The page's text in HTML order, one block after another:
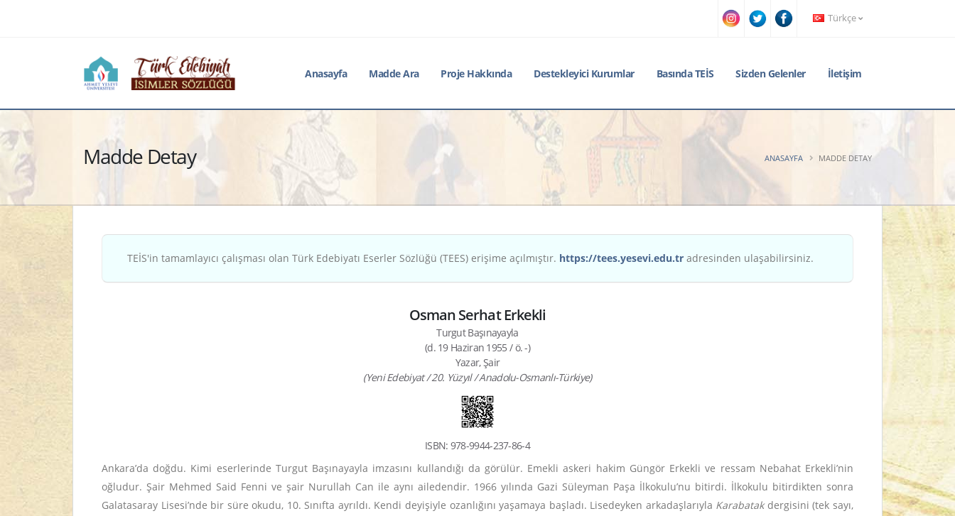
Türkçe
Anasayfa Madde Ara Proje Hakkında Destekleyici Kurumlar Basında TEİS Sizden Gelenler İletişim
Madde Detay ANASAYFA MADDE DETAY
TEİS'in tamamlayıcı çalışması olan Türk Edebiyatı Eserler Sözlüğü (TEES) erişime açılmıştır. https://tees.yesevi.edu.tr adresinden ulaşabilirsiniz.
Osman Serhat Erkekli
Turgut Başınayayla
(d. 19 Haziran 1955 / ö. -)
Yazar, Şair
(Yeni Edebiyat / 20. Yüzyıl / Anadolu-Osmanlı-Türkiye)
ISBN: 978-9944-237-86-4
Ankara’da doğdu. Kimi eserlerinde Turgut Başınayayla imzasını kullandığı da görülür. Emekli askeri hakim Güngör Erkekli ve ressam Nebahat Erkekli’nin
oğludur. Şair Mehmed Said Fenni ve şair Nurullah Can ile aynı ailedendir. 1966 yılında Gazi Süleyman Paşa İlkokulu’nu bitirdi. İlkokulu bitirdikten sonra
Galatasaray Lisesi’nde bir süre okudu, 10. Sınıfta ayrıldı. Kendi deyişiyle ozanlığını yaşamaya başladı. Lisedeyken arkadaşlarıyla Karabatak dergisini (tek sayı,